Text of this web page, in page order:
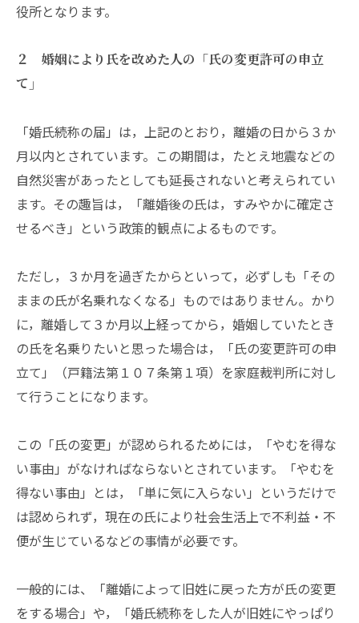
役所となります。
２ 婚姻により氏を改めた人の「氏の変更許可の申立
て」
「婚氏続称の届」は，上記のとおり，離婚の日から３か
月以内とされています。この期間は，たとえ地震などの
自然災害があったとしても延長されないと考えられてい
ます。その趣旨は，「離婚後の氏は，すみやかに確定さ
せるべき」という政策的観点によるものです。
ただし，３か月を過ぎたからといって，必ずしも「その
ままの氏が名乗れなくなる」ものではありません。かり
に，離婚して３か月以上経ってから，婚姻していたとき
の氏を名乗りたいと思った場合は，「氏の変更許可の申
立て」（戸籍法第１０７条第１項）を家庭裁判所に対し
て行うことになります。
この「氏の変更」が認められるためには，「やむを得な
い事由」がなければならないとされています。「やむを
得ない事由」とは，「単に気に入らない」というだけで
は認められず，現在の氏により社会生活上で不利益・不
便が生じているなどの事情が必要です。
一般的には、「離婚によって旧姓に戻った方が氏の変更
をする場合」や，「婚氏続称をした人が旧姓にやっぱり